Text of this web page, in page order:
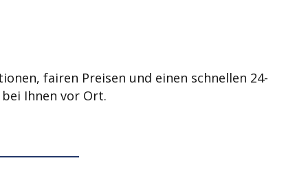
fairen Preisen und einen schnellen 24-
Ihnen vor Ort.